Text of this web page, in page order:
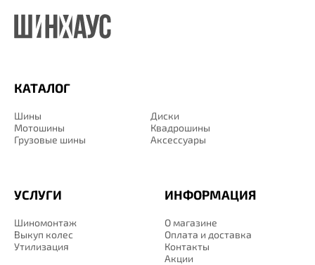
КАТАЛОГ
Шины
Диски
Мотошины
Квадрошины
Грузовые шины
Аксессуары
ИНФОРМАЦИЯ
О магазине
Оплата и доставка
Контакты
Акции
УСЛУГИ
Шиномонтаж
Выкуп колес
Утилизация